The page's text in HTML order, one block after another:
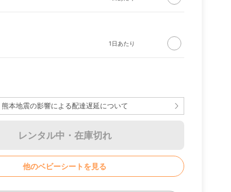
熊本地震の影響による配達遅延について
レンタル中・在庫切れ
他のベビーシートを見る
レジェプラス ネクス
7,370円 〜
クルムーヴ スマート
(Combi) チャイルド
レンタル
10,208円 〜